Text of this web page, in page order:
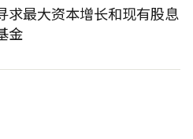
求最大资本增长和现有股息
金